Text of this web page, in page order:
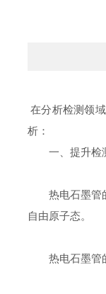
在分析检测领
析：
一、提升检
热电石墨
自由原子态。
热电石墨管